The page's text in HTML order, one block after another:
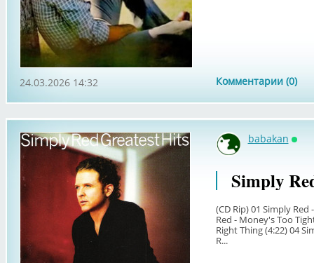
Комментарии (0)
24.03.2026 14:32
babakan
Simply
(CD Rip) 01 Simply Red
Red - Money's Too
Right Thing (4:22) 04
R...